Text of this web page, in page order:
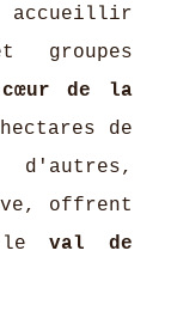
groupes
cœur de la
de
d'autres,
offrent
leval de